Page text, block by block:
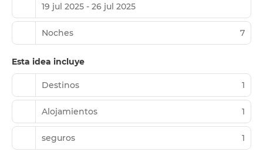
19 jul 2025 - 26 jul 2025
Noches 7
Esta idea incluye
Destinos 1
Alojamientos 1
seguros 1